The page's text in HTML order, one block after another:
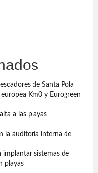
de Santa Pola
Km0 y Eurogreen
a las playas
la auditoría interna de
implantar sistemas de
playas